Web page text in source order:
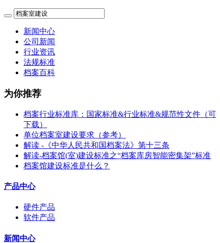
新闻中心
公司新闻
行业资讯
法规标准
档案百科
为你推荐
档案行业标准库：国家标准&行业标准&规范性文件（可
下载）
单位档案室建设要求（参考）
解读 -《中华人民共和国档案法》第十三条
解读-档案馆(室)建设标准之“档案库房智能密集架”标准
档案馆建设标准是什么？
产品中心
硬件产品
软件产品
新闻中心